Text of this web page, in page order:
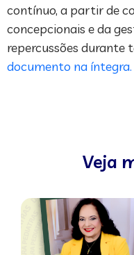
contínuo, a partir de
concepcionais e da
repercussões durante
documento na íntegra.
Veja